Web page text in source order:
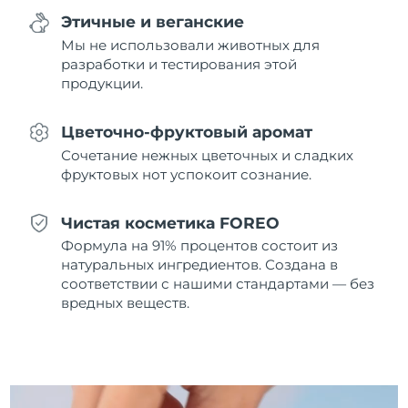
Этичные и веганские
Мы не использовали животных для
разработки и тестирования этой
продукции.
Цветочно-фруктовый аромат
Сочетание нежных цветочных и сладких
фруктовых нот успокоит сознание.
Чистая косметика FOREO
Формула на 91% процентов состоит из
натуральных ингредиентов. Создана в
соответствии с нашими стандартами — без
вредных веществ.
Нидерланды
Ожидаемая дата доставки
Норвегия
Ожидаемая дата доставки
Оман
Филиппины
Ожидаемая дата доставки
14/08/2026
11/08/2026